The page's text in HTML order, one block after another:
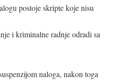
postoje skripte koje nisu
i kriminalne radnje odradi sa
naloga, nakon toga